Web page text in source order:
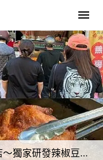
＊（高雄炸雞）永詮乳椒雞三民建興店～獨家研發辣椒豆乳雞、肉質濕潤多汁、超入味一吃就愛上！永詮乳椒雞菜單